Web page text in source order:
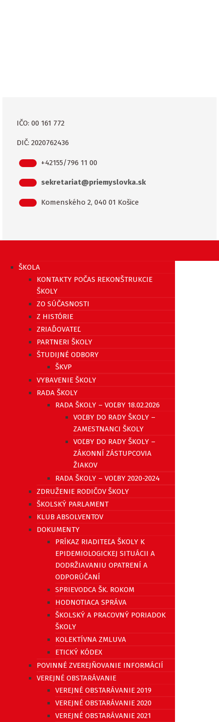
IČO: 00 161 772
DIČ: 2020762436
+42155/796 11 00
sekretariat@priemyslovka.sk
Komenského 2, 040 01 Košice
ŠKOLA
KONTAKTY POČAS REKONŠTRUKCIE
ŠKOLY
ZO SÚČASNOSTI
Z HISTÓRIE
ZRIAĎOVATEĽ
PARTNERI ŠKOLY
ŠTUDIJNÉ ODBORY
ŠKVP
VYBAVENIE ŠKOLY
RADA ŠKOLY
RADA ŠKOLY – VOĽBY 18.02.2026
VOĽBY DO RADY ŠKOLY –
ZAMESTNANCI ŠKOLY
VOĽBY DO RADY ŠKOLY –
ZÁKONNÍ ZÁSTUPCOVIA
ŽIAKOV
RADA ŠKOLY – VOĽBY 2020-2024
ZDRUŽENIE RODIČOV ŠKOLY
ŠKOLSKÝ PARLAMENT
KLUB ABSOLVENTOV
DOKUMENTY
PRÍKAZ RIADITEĽA ŠKOLY K
EPIDEMIOLOGICKEJ SITUÁCII A
DODRŽIAVANIU OPATRENÍ A
ODPORÚČANÍ
SPRIEVODCA ŠK. ROKOM
HODNOTIACA SPRÁVA
ŠKOLSKÝ A PRACOVNÝ PORIADOK
ŠKOLY
KOLEKTÍVNA ZMLUVA
ETICKÝ KÓDEX
POVINNÉ ZVEREJŇOVANIE INFORMÁCIÍ
VEREJNÉ OBSTARÁVANIE
VEREJNÉ OBSTARÁVANIE 2019
VEREJNÉ OBSTARÁVANIE 2020
VEREJNÉ OBSTARÁVANIE 2021